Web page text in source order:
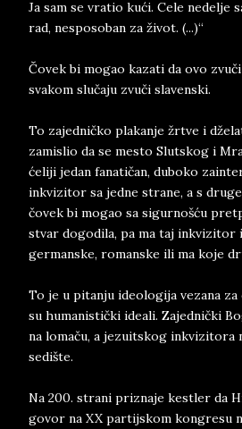
Ja sam se vratio kući. Cele nedelje
rad, nesposoban za život. (...)“
Čovek bi mogao kazati da ovo
svakom slučaju zvuči slavenski.
To zajedničko plakanje žrtve i
zamislio da se mesto Slutskog i
ćeliji jedan fanatičan, duboko
inkvizitor sa jedne strane, a s
čovek bi mogao sa sigurnošću
stvar dogodila, pa ma taj
germanske, romanske ili ma koje
To je u pitanju ideologija vezana
su humanistički ideali. Zajednički
na lomaču, a jezuitskog inkvizitora
sedište.
Na 200. strani priznaje kestler da
govor na XX partijskom kongresu